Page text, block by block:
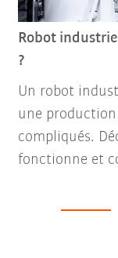
Robot
?
Un robot
une production
compliqués.
fonctionne et